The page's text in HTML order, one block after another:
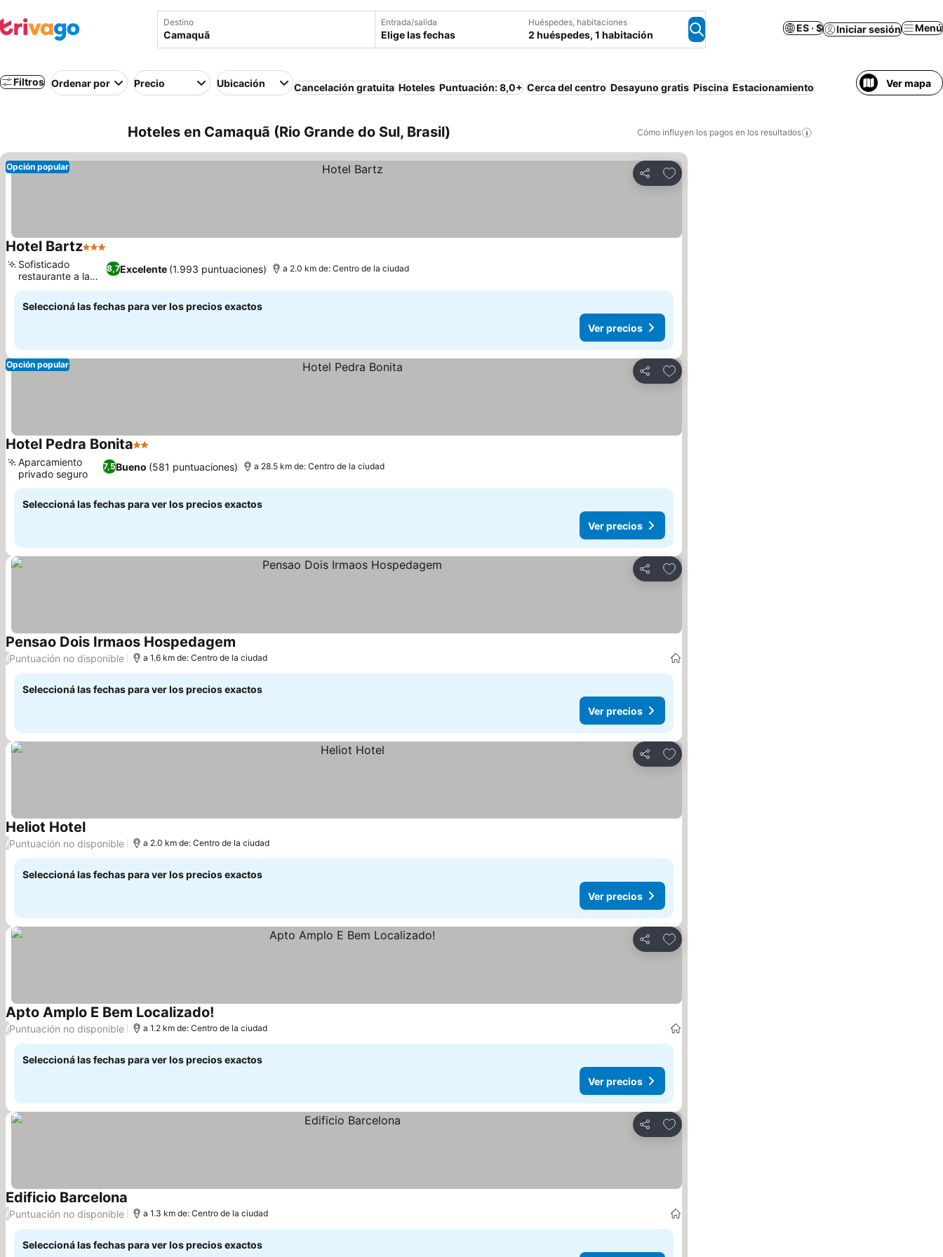
Destino Entrada/salida
Elige las fechas
Huéspedes, habitaciones
2 huéspedes, 1 habitación
ES · $ Iniciar sesión Menú
Filtros Ordenar por Precio Ubicación Cancelación gratuita Hoteles Puntuación: 8,0+ Cerca del centro Desayuno gratis Piscina Estacionamiento Ver mapa
Hoteles en Camaquã (Rio Grande do Sul, Brasil) Cómo influyen los pagos en los resultados
Compartir
Añadir a favoritos
Opción popular
Hotel Bartz3 Estrellas
8,7Excelente (1.993 puntuaciones)
Sofisticado
restaurante a la
carta
a 2.0 km de: Centro de la ciudad
Seleccioná las fechas para ver los precios exactos
Ver precios
Compartir
Añadir a favoritos
Opción popular
Hotel Pedra Bonita2 Estrellas
7,5Bueno (581 puntuaciones)
Aparcamiento
privado seguro
a 28.5 km de: Centro de la ciudad
Seleccioná las fechas para ver los precios exactos
Ver precios
Compartir
Añadir a favoritos
Pensao Dois Irmaos Hospedagem
/Puntuación no disponible a 1.6 km de: Centro de la ciudad
Seleccioná las fechas para ver los precios exactos
Ver precios
Compartir
Añadir a favoritos
Heliot Hotel
/Puntuación no disponible a 2.0 km de: Centro de la ciudad
Seleccioná las fechas para ver los precios exactos
Ver precios
Compartir
Añadir a favoritos
Apto Amplo E Bem Localizado!
/Puntuación no disponible a 1.2 km de: Centro de la ciudad
Seleccioná las fechas para ver los precios exactos
Ver precios
Compartir
Añadir a favoritos
Edificio Barcelona
/Puntuación no disponible a 1.3 km de: Centro de la ciudad
Seleccioná las fechas para ver los precios exactos